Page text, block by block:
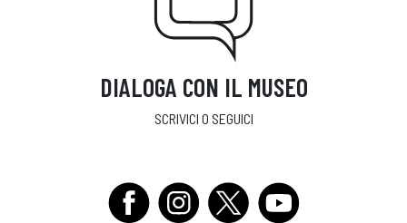
DIALOGA CON IL MUSEO
SCRIVICI O SEGUICI